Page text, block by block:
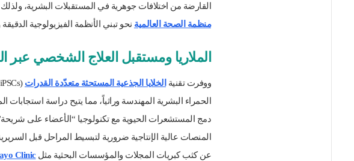
القارضة من اختلافات جوهرية في المستقبلات البشرية،
منظمة الصحة العالمية نحو تبني الأنظمة الفيزيولوجية
الملاريا ومستقبل العلاج الشخصي عبر
ووفرت تقنية الخلايا الجذعية المستحثة متعدّدة القدرات
الحمراء البشرية المهندسة وراثياً، مما يتيح دراسة
دمج المستشعرات الحيوية مع تكنولوجيا “الأعضاء على
المنصات عالية الإنتاجية ضرورية لتبسيط المراحل قبل
عن كثب كبريات المجلات والمؤسسات البحثية مثلClinic